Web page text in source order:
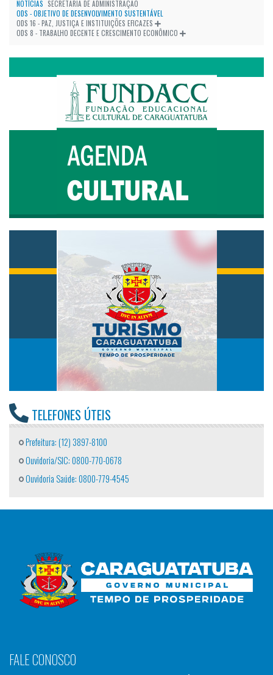
NOTÍCIAS SECRETARIA DE ADMINISTRAÇÃO
ODS - OBJETIVO DE DESENVOLVIMENTO SUSTENTÁVEL
ODS 16 - PAZ, JUSTIÇA E INSTITUIÇÕES EFICAZES
ODS 8 - TRABALHO DECENTE E CRESCIMENTO ECONÔMICO
TELEFONES ÚTEIS
Prefeitura: (12) 3897-8100
Ouvidoria/SIC: 0800-770-0678
Ouvidoria Saúde: 0800-779-4545
FALE CONOSCO